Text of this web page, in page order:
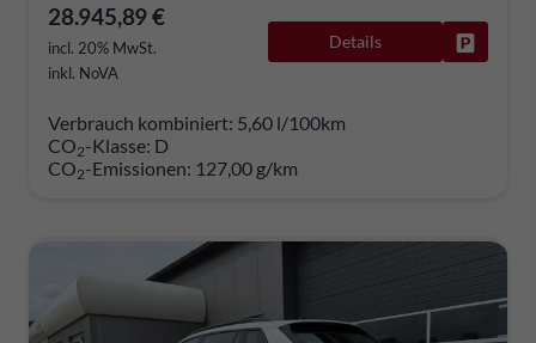
28.945,89 €
incl. 20% MwSt.
inkl. NoVA
Details
Verbrauch kombiniert: 5,60 l/100km
CO2-Klasse: D
CO2-Emissionen: 127,00 g/km